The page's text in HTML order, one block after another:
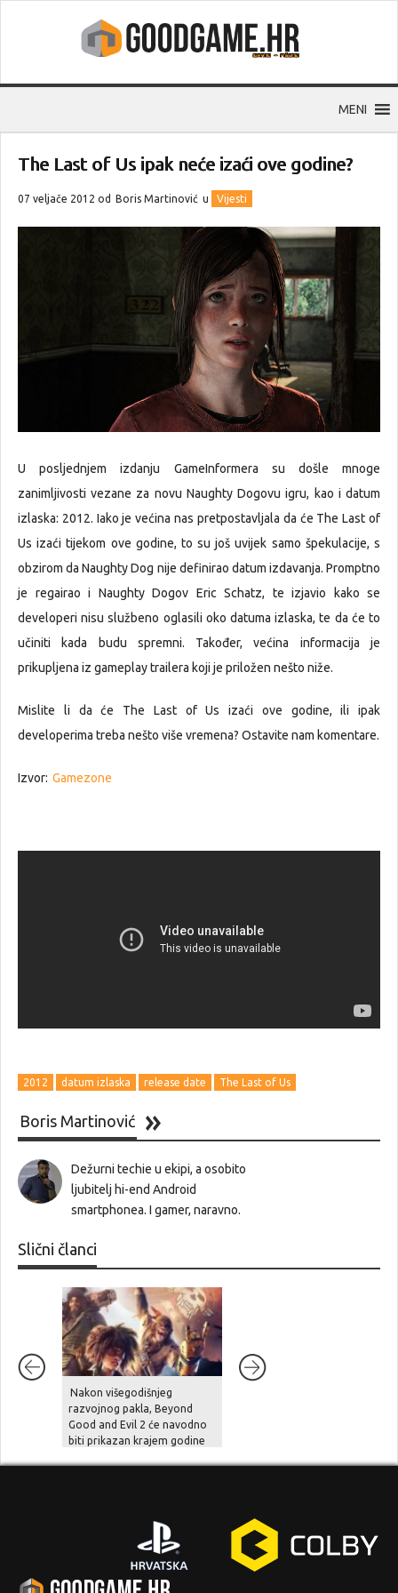
MENI
The Last of Us ipak neće izaći ove godine?
07 veljače 2012 od Boris Martinović u Vijesti
U posljednjem izdanju GameInformera su došle mnoge
zanimljivosti vezane za novu Naughty Dogovu igru, kao i datum
izlaska: 2012. Iako je većina nas pretpostavljala da će The Last of
Us izaći tijekom ove godine, to su još uvijek samo špekulacije, s
obzirom da Naughty Dog nije definirao datum izdavanja. Promptno
je regairao i Naughty Dogov Eric Schatz, te izjavio kako se
developeri nisu službeno oglasili oko datuma izlaska, te da će to
učiniti kada budu spremni. Također, većina informacija je
prikupljena iz gameplay trailera koji je priložen nešto niže.
Mislite li da će The Last of Us izaći ove godine, ili ipak
developerima treba nešto više vremena? Ostavite nam komentare.
Izvor: Gamezone
2012 datum izlaska release date The Last of Us
Boris Martinović
Dežurni techie u ekipi, a osobito
ljubitelj hi-end Android
smartphonea. I gamer, naravno.
Slični članci
Nakon višegodišnjeg
razvojnog pakla, Beyond
Good and Evil 2 će navodno
biti prikazan krajem godine